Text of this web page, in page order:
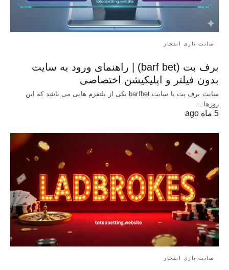
سایت بازی انفجار
برف بت (barf bet) | راهنمای ورود به سایت
بدون فیلتر و اپلیکیشن اختصاصی
سایت برف بت یا سایت barfbet یکی از پلتفرم‌ هایی می باشد که این
روزها…
5 ماه ago
سایت بازی انفجار